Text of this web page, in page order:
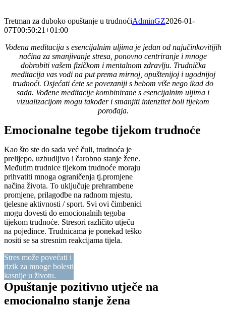
Tretman za duboko opuštanje u trudnoćiAdminGZ2026-01-
07T00:50:21+01:00
Vođena meditacija s esencijalnim uljima je jedan od najučinkovitijih
načina za smanjivanje stresa, ponovno centriranje i mnoge
dobrobiti vašem fizičkom i mentalnom zdravlju. Trudnička
meditacija vas vodi na put prema mirnoj, opuštenijoj i ugodnijoj
trudnoći. Osjećati ćete se povezaniji s bebom više nego ikad do
sada. Vođene meditacije kombinirane s esencijalnim uljima i
vizualizacijom mogu također i smanjiti intenzitet boli tijekom
porođaja.
Emocionalne tegobe tijekom trudnoće
Kao što ste do sada već čuli, trudnoća je
prelijepo, uzbudljivo i čarobno stanje žene.
Međutim trudnice tijekom trudnoće moraju
prihvatiti mnoga ograničenja tj.promjene
načina života. To uključuje ​​prehrambene
promjene, prilagodbe na radnom mjestu,
tjelesne aktivnosti / sport. Svi ovi čimbenici
mogu dovesti do emocionalnih tegoba
tijekom trudnoće. Stresori različito utječu
na pojedince. Trudnicama je ponekad teško
nositi se sa stresnim reakcijama tijela.
Stres može povećati i
rizik za mnoge bolesti
kasnije u životu.
Opuštanje pozitivno utječe na
emocionalno stanje žena